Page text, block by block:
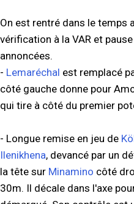
On est rentré dans le temps
vérification à la VAR et
annoncées.
- Lemaréchal est remplacé
côté gauche donne pour
qui tire à côté du premier
- Longue remise en jeu de
Ilenikhena, devancé par un
la tête sur Minamino côté
30m. Il décale dans l'axe